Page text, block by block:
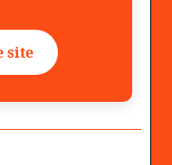
site